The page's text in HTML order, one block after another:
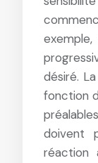
désiré.
fonction
doivent
réaction